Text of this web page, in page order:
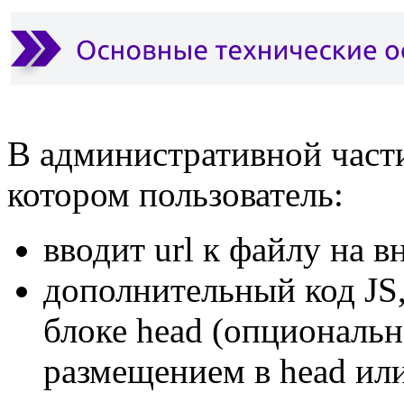
В административной
котором пользователь:
вводит url к файлу на
дополнительный код
блоке head
размещением в head